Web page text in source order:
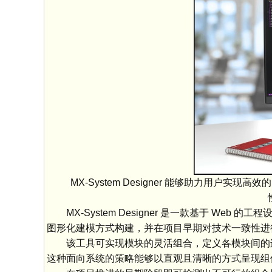
MX-System Designer 能够助力用户实现高效的
MX-System Designer 是一款基于 Web 的工程设
图形化建模方式构建，并在项目早期对技术一致性
该工具可实现模块的灵活组合，定义各模块间的
这种面向系统的策略能够以直观且清晰的方式呈现